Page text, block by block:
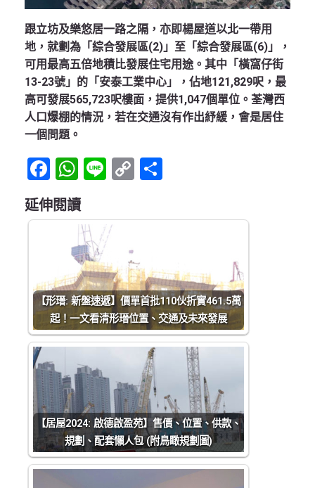
跟立坊及樂悠居一路之隔，亦即楊屋道以北一帶用
地，就劃為「綜合發展區(2)」至「綜合發展區(6)」，
可用最高五倍地積比發展住宅用途。其中「橫窩仔街
13-23號」的「安泰工業中心」，佔地121,829呎，最
高可發展565,723呎樓面，提供1,047個單位。荃灣西
人口爆棚的情況，若在交通沒有作出紓緩，會是居住
一個問題。
Facebook
WhatsApp
LineCopy
延伸閱讀
【形瑨: 新盤速遞】價單首批110伙折實461.5萬
起！一文看清形瑨位置、交通及未來發展
【居屋2024: 啟德啟盈苑】售價、位置、供款、
規劃、配套懶人包 (附鳥瞰規劃圖)